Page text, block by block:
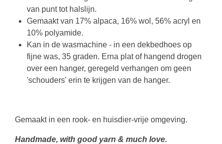
van punt tot halslijn.
Gemaakt van 17% alpaca, 16% wol, 56% acryl en
10% polyamide.
Kan in de wasmachine - in een dekbedhoes op
fijne was, 35 graden. Erna plat of hangend drogen
over een hanger, geregeld verhangen om geen
'schouders' erin te krijgen van de hanger.
Gemaakt in een rook- en huisdier-vrije omgeving.
Handmade, with good yarn & much love.